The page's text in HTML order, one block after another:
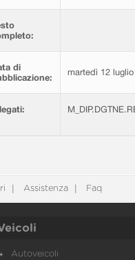
di
martedì 12
Assistenza Faq
Autoveicoli